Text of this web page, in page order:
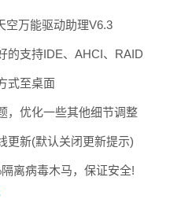
万能驱动助理V6.3
支持IDE、AHCI、RAID
式至桌面
优化一些其他细节调整
新(默认关闭更新提示)
离病毒木马，保证安全!